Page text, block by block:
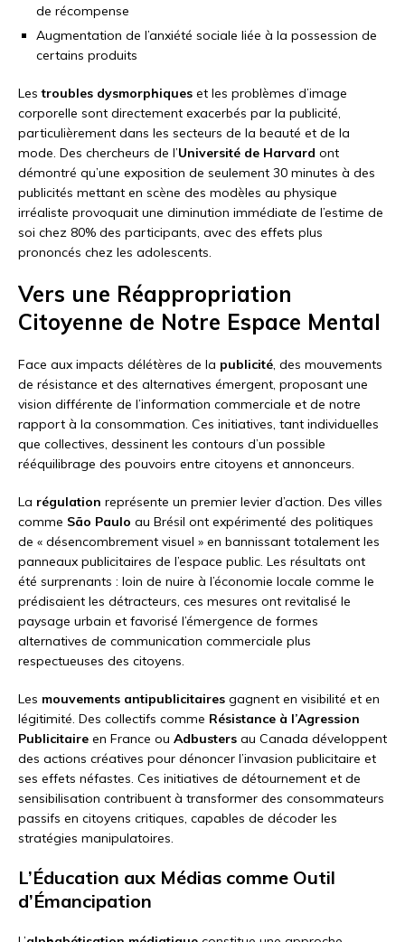
de récompense
Augmentation de l’anxiété sociale liée à la possession de
certains produits
Lestroubles dysmorphiques et les problèmes d’image
corporelle sont directement exacerbés par la publicité,
particulièrement dans les secteurs de la beauté et de la
mode. Des chercheurs de l’Université de Harvard ont
démontré qu’une exposition de seulement 30 minutes à des
publicités mettant en scène des modèles au physique
irréaliste provoquait une diminution immédiate de l’estime de
soi chez 80% des participants, avec des effets plus
prononcés chez les adolescents.
Vers une Réappropriation
Citoyenne de Notre Espace Mental
Face aux impacts délétères de la publicité, des mouvements
de résistance et des alternatives émergent, proposant une
vision différente de l’information commerciale et de notre
rapport à la consommation. Ces initiatives, tant individuelles
que collectives, dessinent les contours d’un possible
rééquilibrage des pouvoirs entre citoyens et annonceurs.
La régulation représente un premier levier d’action. Des villes
comme São Paulo au Brésil ont expérimenté des politiques
de « désencombrement visuel » en bannissant totalement les
panneaux publicitaires de l’espace public. Les résultats ont
été surprenants : loin de nuire à l’économie locale comme le
prédisaient les détracteurs, ces mesures ont revitalisé le
paysage urbain et favorisé l’émergence de formes
alternatives de communication commerciale plus
respectueuses des citoyens.
Les mouvements antipublicitaires gagnent en visibilité et en
légitimité. Des collectifs comme Résistance à l’Agression
Publicitaire en France ou Adbusters au Canada développent
des actions créatives pour dénoncer l’invasion publicitaire et
ses effets néfastes. Ces initiatives de détournement et de
sensibilisation contribuent à transformer des consommateurs
passifs en citoyens critiques, capables de décoder les
stratégies manipulatoires.
L’Éducation aux Médias comme Outil
d’Émancipation